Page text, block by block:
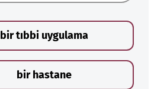
bir tıbbi uygulama
bir hastane